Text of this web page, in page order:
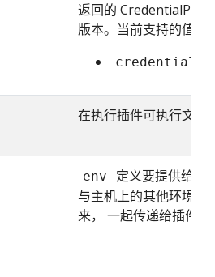
返回的
版本。当前支持的值有
在执行插件可执行文件
env
定义要提供给插
与主机上的其他环境
来， 一起传递给插件。